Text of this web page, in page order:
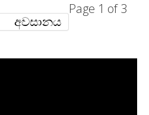
Page 1 of 3
අවසානය